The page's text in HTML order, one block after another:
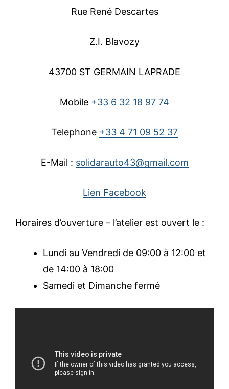
Rue René Descartes
Z.I. Blavozy
43700 ST GERMAIN LAPRADE
Mobile +33 6 32 18 97 74
Telephone +33 4 71 09 52 37
E-Mail : solidarauto43@gmail.com
Lien Facebook
Horaires d’ouverture – l’atelier est ouvert le :
Lundi au Vendredi de 09:00 à 12:00 et
de 14:00 à 18:00
Samedi et Dimanche fermé